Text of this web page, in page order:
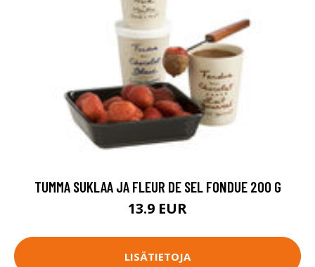
TUMMA SUKLAA JA FLEUR DE SEL FONDUE 200 G
13.9 EUR
LISÄTIETOJA